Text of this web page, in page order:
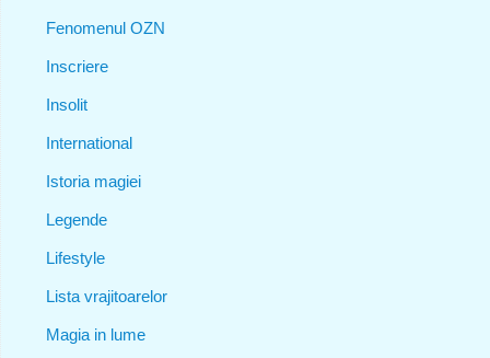
Fenomenul OZN
Inscriere
Insolit
International
Istoria magiei
Legende
Lifestyle
Lista vrajitoarelor
Magia in lume